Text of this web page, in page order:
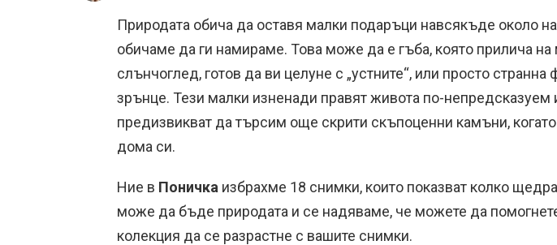
Природата обича да оставя малки подаръци навсякъде около
обичаме да ги намираме. Това може да е гъба, която прилича на
слънчоглед, готов да ви целуне с „устните“, или просто странна
зрънце. Тези малки изненади правят живота по-непредсказуем
предизвикват да търсим още скрити скъпоценни камъни,
дома си.
Ние в Поничка избрахме 18 снимки, които показват колко
може да бъде природата и се надяваме, че можете да
колекция да се разрастне с вашите снимки.